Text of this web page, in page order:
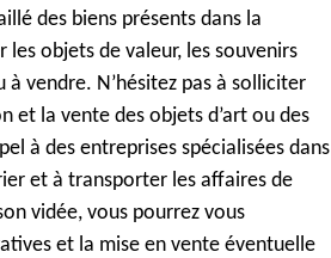
des biens présents dans la
objets de valeur, les souvenirs
vendre. N’hésitez pas à solliciter
et la vente des objets d’art ou des
à des entreprises spécialisées dans
et à transporter les affaires de
vidée, vous pourrez vous
et la mise en vente éventuelle